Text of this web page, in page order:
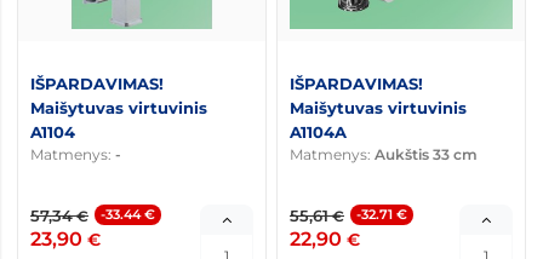
IŠPARDAVIMAS!
Maišytuvas virtuvinis
A1104
Matmenys: -
57,34€ -33.44 €
23,90 €
IŠPARDAVIMAS!
Maišytuvas virtuvinis
A1104A
Matmenys: Aukštis 33 cm
55,61€ -32.71 €
22,90 €